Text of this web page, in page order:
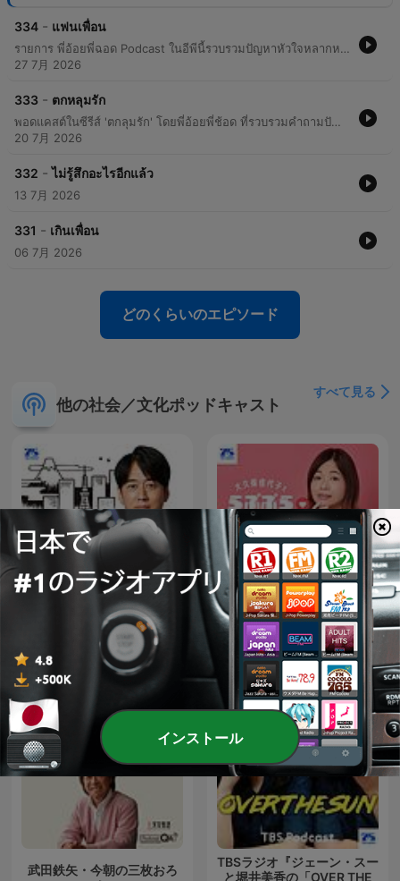
334 - แฟนเพื่อน
รายการ พี่อ้อยพี่ฉอด Podcast ในอีพีนี้รวบรวมปัญหาหัวใจหลากหลายรูปแบบที่ส่งเข้ามาปรึกษา ตั้งแต่ความสัมพันธ์ซับซ้อนระหว่างเพื่อนสนิทกับแฟนเพื่อน การรับมือกับสถานการณ์เมื่อพบว่าแฟนเพื่อนกำลังนอกใจในขณะที่เพื่อนกำลังตั้งครรัง ไปจนถึงการจัดการขอบเขตความเป็นส่วนตัวเมื่อแฟนเพื่อนพยายามเข้ามาอ่านแชทส่วนตัว และปัญหาความหึงหวงระหว่างเพื่อนชายหญิงที่มีระยะห่างไม่เหมาะสม เนื้อหาเน้นการให้คำแนะนำในการใช้สติ การสื่อสารอย่างตรงไปตรงมา และการรักษาความสัมพันธ์ในมิติต่างๆ ของชีวิต
27 7月 2026
333 - ตกหลุมรัก
พอดแคสต์ในซีรีส์ 'ตกลุมรัก' โดยพี่อ้อยพี่ช้อด ที่รวบรวมคำถามปัญหาหัวใจจากทางบ้านมาตอบด้วยมุมมองที่เน้นการใช้สติและการเรียนรู้ความสัมพันธ์ เนื้อหาครอบคลุมตั้งแต่ความกังวลในการแอบชอบเพื่อน การรับมือกับความรู้สึกหวั่นไหวเมื่อมีคนใหม่เข้ามาในขณะที่มีแฟนอยู่ ไปจนถึงเทคนิคการสร้างบทสนทนาสำหรับคู่รักมือใหม่ ผู้ดำเนินรายการเน้นย้ำเรื่องการไม่รีบร้อนตัดสินใจหรือเร่งรัดความสัมพันธ์จนเกินไป โดยให้ความสำคัญกับการใช้เวลาเพื่อทำความรู้จักตัวตนของอีกฝ่ายอย่างแท้จริง เพื่อลดความเสี่ยงในการสูญเสียความสัมพันธ์และสร้างรากฐานที่มั่นคงในระยะยาว
20 7月 2026
332 - ไม่รู้สึกอะไรอีกแล้ว
13 7月 2026
331 - เกินเพื่อน
06 7月 2026
どのくらいのエピソード
他の社会／文化ポッドキャスト
すべて見る
安住紳一郎の日曜天国
大久保佳代子とらぶぶら
LOVE
武田鉄矢・今朝の三枚おろ
TBSラジオ『ジェーン・スー
と堀井美香の「OVER THE
インストール